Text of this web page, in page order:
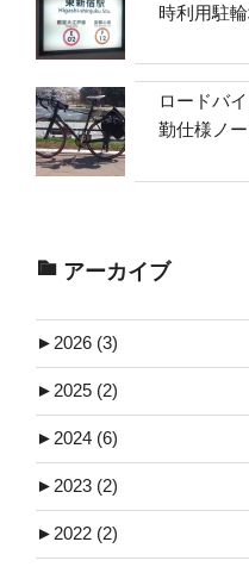
時利用駐
ロードバ
勤仕様ノ
アーカイブ
►2026 (3)
►2025 (2)
►2024 (6)
►2023 (2)
►2022 (2)